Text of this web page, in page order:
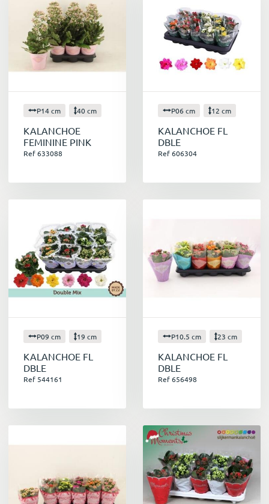
P14 cm 40 cm
KALANCHOE
FEMININE PINK
Ref 633088
P06 cm 12 cm
KALANCHOE FL
DBLE
Ref 606304
P09 cm 19 cm
KALANCHOE FL
DBLE
Ref 544161
P10.5 cm 23 cm
KALANCHOE FL
DBLE
Ref 656498